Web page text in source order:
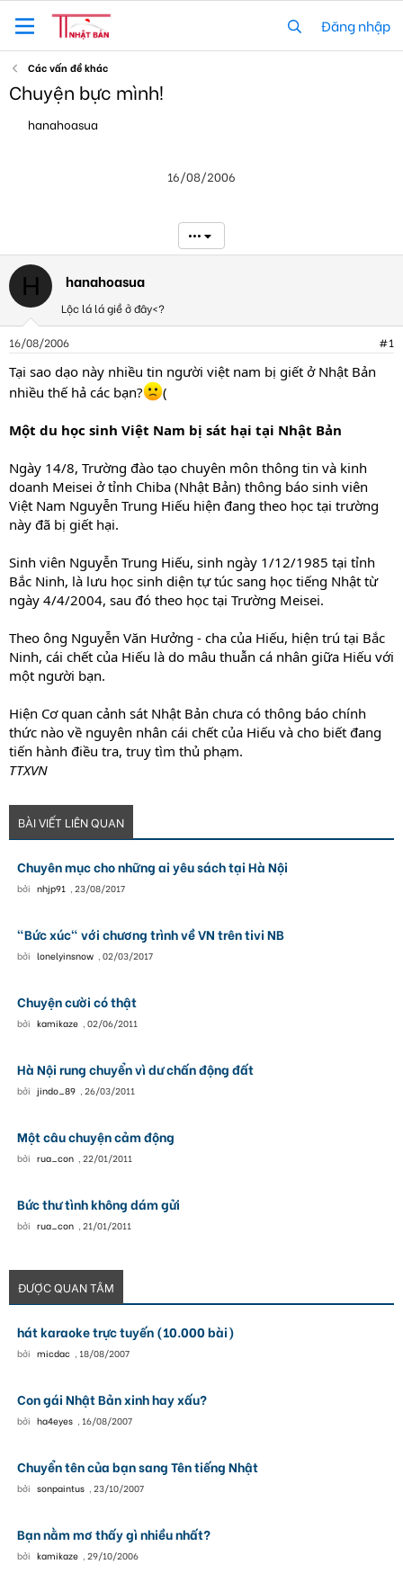
Đăng nhập
Các vấn đề khác
Chuyện bực mình!
h
r
t
e
r
hanahoasua
16/08/2006
•••
H hanahoasua
Lộc lá lá giề ở đây<?
16/08/2006 #1
Tại sao dạo này nhiều tin người việt nam bị giết ở Nhật Bản
nhiều thế hả các bạn?
(
Một du học sinh Việt Nam bị sát hại tại Nhật Bản
Ngày 14/8, Trường đào tạo chuyên môn thông tin và kinh
doanh Meisei ở tỉnh Chiba (Nhật Bản) thông báo sinh viên
Việt Nam Nguyễn Trung Hiếu hiện đang theo học tại trường
này đã bị giết hại.
Sinh viên Nguyễn Trung Hiếu, sinh ngày 1/12/1985 tại tỉnh
Bắc Ninh, là lưu học sinh diện tự túc sang học tiếng Nhật từ
ngày 4/4/2004, sau đó theo học tại Trường Meisei.
Theo ông Nguyễn Văn Hưởng - cha của Hiếu, hiện trú tại Bắc
Ninh, cái chết của Hiếu là do mâu thuẫn cá nhân giữa Hiếu với
một người bạn.
Hiện Cơ quan cảnh sát Nhật Bản chưa có thông báo chính
thức nào về nguyên nhân cái chết của Hiếu và cho biết đang
tiến hành điều tra, truy tìm thủ phạm.
TTXVN
BÀI VIẾT LIÊN QUAN
Chuyên mục cho những ai yêu sách tại Hà Nội
bởi nhjp91 , 23/08/2017
"Bức xúc" với chương trình về VN trên tivi NB
bởi lonelyinsnow , 02/03/2017
Chuyện cười có thật
bởi kamikaze , 02/06/2011
Hà Nội rung chuyển vì dư chấn động đất
bởi jindo_89 , 26/03/2011
Một câu chuyện cảm động
bởi rua_con , 22/01/2011
Bức thư tình không dám gửi
bởi rua_con , 21/01/2011
ĐƯỢC QUAN TÂM
hát karaoke trực tuyến (10.000 bài)
bởi micdac , 18/08/2007
Con gái Nhật Bản xinh hay xấu?
bởi ha4eyes , 16/08/2007
Chuyển tên của bạn sang Tên tiếng Nhật
bởi sonpaintus , 23/10/2007
Bạn nằm mơ thấy gì nhiều nhất?
bởi kamikaze , 29/10/2006